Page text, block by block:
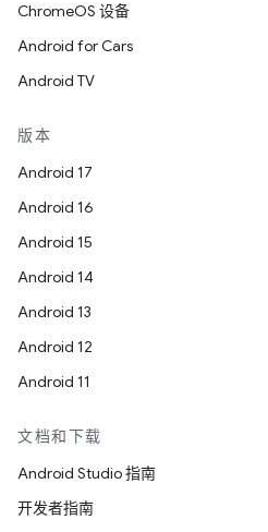
ChromeOS 设备
Android for Cars
Android TV
版本
Android 17
Android 16
Android 15
Android 14
Android 13
Android 12
Android 11
文档和下载
Android Studio 指南
开发者指南